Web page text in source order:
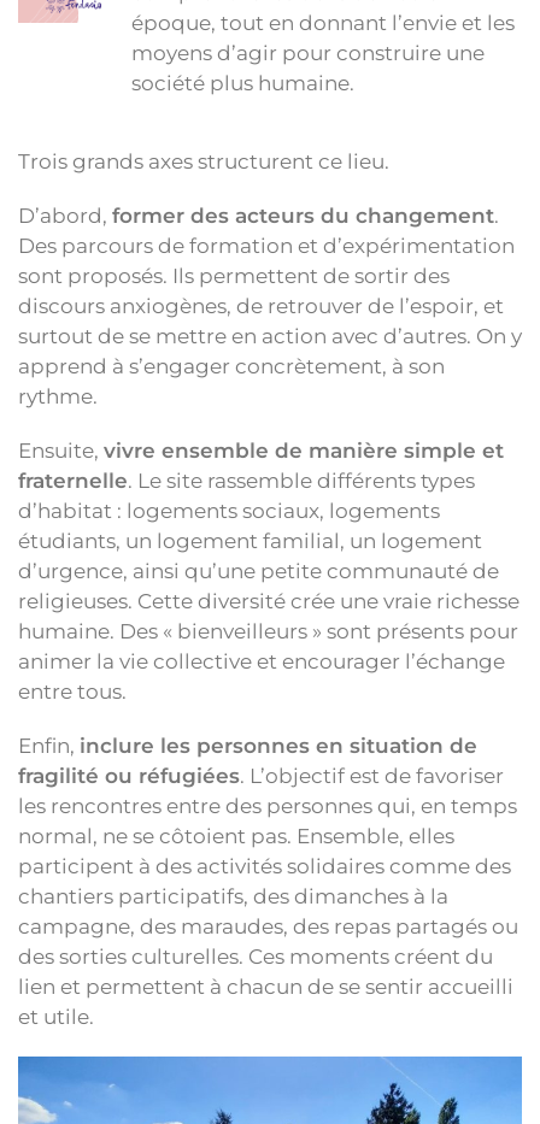
époque, tout en donnant l’envie et les
moyens d’agir pour construire une
société plus humaine.
Trois grands axes structurent ce lieu.
D’abord, former des acteurs du changement.
Des parcours de formation et d’expérimentation
sont proposés. Ils permettent de sortir des
discours anxiogènes, de retrouver de l’espoir, et
surtout de se mettre en action avec d’autres. On y
apprend à s’engager concrètement, à son
rythme.
Ensuite, vivre ensemble de manière simple et
fraternelle. Le site rassemble différents types
d’habitat : logements sociaux, logements
étudiants, un logement familial, un logement
d’urgence, ainsi qu’une petite communauté de
religieuses. Cette diversité crée une vraie richesse
humaine. Des « bienveilleurs » sont présents pour
animer la vie collective et encourager l’échange
entre tous.
Enfin, inclure les personnes en situation de
fragilité ou réfugiées. L’objectif est de favoriser
les rencontres entre des personnes qui, en temps
normal, ne se côtoient pas. Ensemble, elles
participent à des activités solidaires comme des
chantiers participatifs, des dimanches à la
campagne, des maraudes, des repas partagés ou
des sorties culturelles. Ces moments créent du
lien et permettent à chacun de se sentir accueilli
et utile.